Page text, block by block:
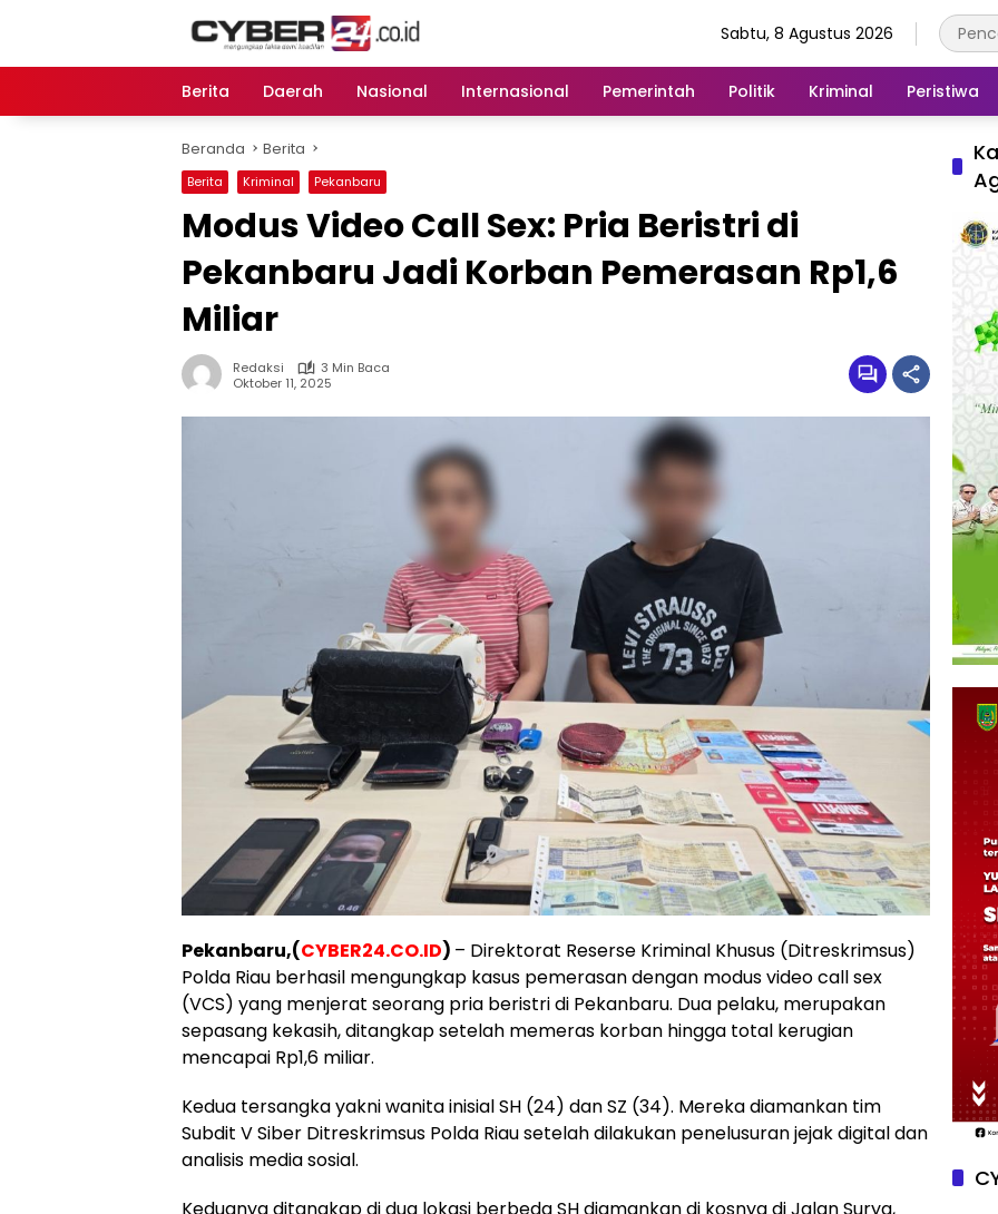
Sabtu, 8 Agustus 2026
Berita Daerah Nasional Internasional Pemerintah Politik Kriminal Peristiwa
Beranda Berita
Berita Kriminal Pekanbaru
Modus Video Call Sex: Pria Beristri di
Pekanbaru Jadi Korban Pemerasan Rp1,6
Miliar
Redaksi
3 Min Baca
Oktober 11, 2025
Pekanbaru,(CYBER24.CO.ID) – Direktorat Reserse Kriminal Khusus (Ditreskrimsus)
Polda Riau berhasil mengungkap kasus pemerasan dengan modus video call sex
(VCS) yang menjerat seorang pria beristri di Pekanbaru. Dua pelaku, merupakan
sepasang kekasih, ditangkap setelah memeras korban hingga total kerugian
mencapai Rp1,6 miliar.
Kedua tersangka yakni wanita inisial SH (24) dan SZ (34). Mereka diamankan tim
Subdit V Siber Ditreskrimsus Polda Riau setelah dilakukan penelusuran jejak digital dan
analisis media sosial.